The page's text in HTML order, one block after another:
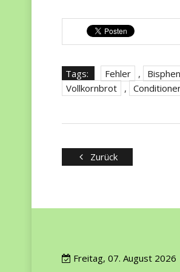
Tags: Fehler ,
Vollkornbrot
,
Zurück
Freitag, 07. August 2026